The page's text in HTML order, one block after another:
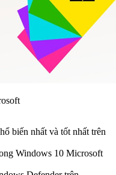
biến nhất và tốt nhất trên
Windows 10 Microsoft